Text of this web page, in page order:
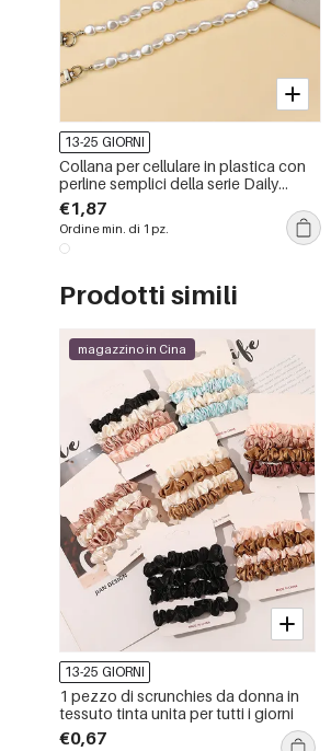
13-25 GIORNI
Collana per cellulare in plastica con
perline semplici della serie Daily
Beads.
€1,87
Ordine min. di 1 pz.
Prodotti simili
magazzino in Cina
13-25 GIORNI
1 pezzo di scrunchies da donna in
tessuto tinta unita per tutti i giorni
€0,67